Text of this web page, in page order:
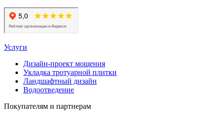
Услуги
Дизайн-проект мощения
Укладка тротуарной плитки
Ландшафтный дизайн
Водоотведение
Покупателям и партнерам